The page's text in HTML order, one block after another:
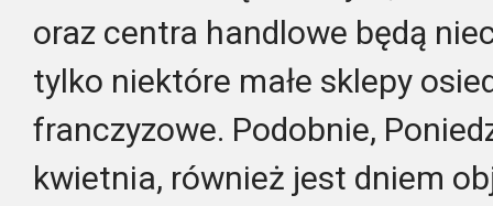
oraz centra handlowe będą
tylko niektóre małe sklepy
franczyzowe. Podobnie,
kwietnia, również jest dniem